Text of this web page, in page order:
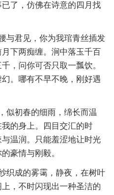
了，仿佛在诗意的四月找
与君见，你为我琯青丝插发
下两痴缠。涧中落玉千百
，问你可否只取一瓢饮。
。哪有不早不晚，刚好遇
似初春的细雨，绵长而温
的身上。四目交汇的时
温润。只能羞涩地让时光
豪情与刚毅。
织成的雾霭，静夜，在树叶
，不时闪现出一种圣洁的